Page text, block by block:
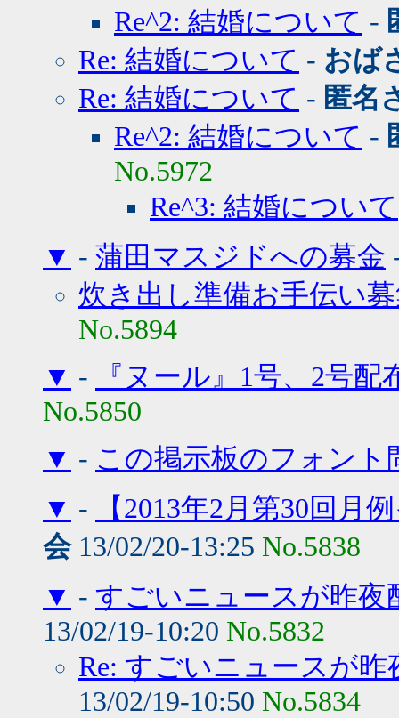
Re^2: 結婚について -
Re: 結婚について - おば
Re: 結婚について - 匿名
Re^2: 結婚について -
No.5972
Re^3: 結婚について
▼ - 蒲田マスジドへの募金
炊き出し準備お手伝い
No.5894
▼ -
『ヌール』1号、2号配
No.5850
▼ - この掲示板のフォント
▼ -
【2013年2月第30回月
会13/02/20-13:25 No.5838
▼ - すごいニュースが昨夜
13/02/19-10:20 No.5832
Re: すごいニュースが
13/02/19-10:50 No.5834